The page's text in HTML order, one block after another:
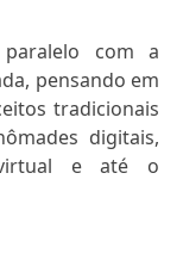
com a
pensando em
tradicionais
digitais,
e até o